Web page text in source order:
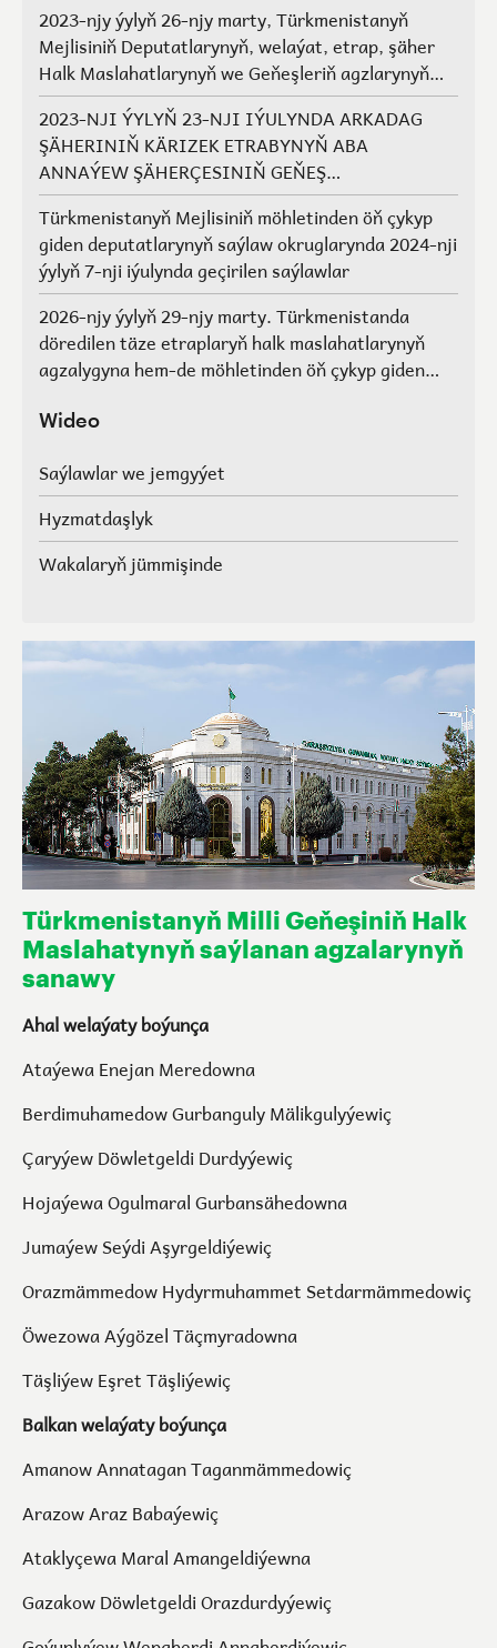
2023-njy ýylyň 26-njy marty, Türkmenistanyň
Mejlisiniň Deputatlarynyň, welaýat, etrap, şäher
Halk Maslahatlarynyň we Geňeşleriň agzlarynyň
saýlawlary
2023-NJI ÝYLYŇ 23-NJI IÝULYNDA ARKADAG
ŞÄHERINIŇ KÄRIZEK ETRABYNYŇ ABA
ANNAÝEW ŞÄHERÇESINIŇ GEŇEŞ
AGZALARYNYŇ SAÝLAWLARY
Türkmenistanyň Mejlisiniň möhletinden öň çykyp
giden deputatlarynyň saýlaw okruglarynda 2024-nji
ýylyň 7-nji iýulynda geçirilen saýlawlar
2026-njy ýylyň 29-njy marty. Türkmenistanda
döredilen täze etraplaryň halk maslahatlarynyň
agzalygyna hem-de möhletinden öň çykyp giden
maslahatlarynyň we Geňeşleriň agzalarynyň ýerine
Wideo
Saýlawlar we jemgyýet
Hyzmatdaşlyk
Wakalaryň jümmişinde
Türkmenistanyň Milli Geňeşiniň Halk
Maslahatynyň saýlanan agzalarynyň
sanawy
Ahal welaýaty boýunça
Ataýewa Enejan Meredowna
Berdimuhamedow Gurbanguly Mälikgulyýewiç
Çaryýew Döwletgeldi Durdyýewiç
Hojaýewa Ogulmaral Gurbansähedowna
Jumaýew Seýdi Aşyrgeldiýewiç
Orazmämmedow Hydyrmuhammet Setdarmämmedowiç
Öwezowa Aýgözel Täçmyradowna
Täşliýew Eşret Täşliýewiç
Balkan welaýaty boýunça
Amanow Annatagan Taganmämmedowiç
Arazow Araz Babaýewiç
Ataklyçewa Maral Amangeldiýewna
Gazakow Döwletgeldi Orazdurdyýewiç